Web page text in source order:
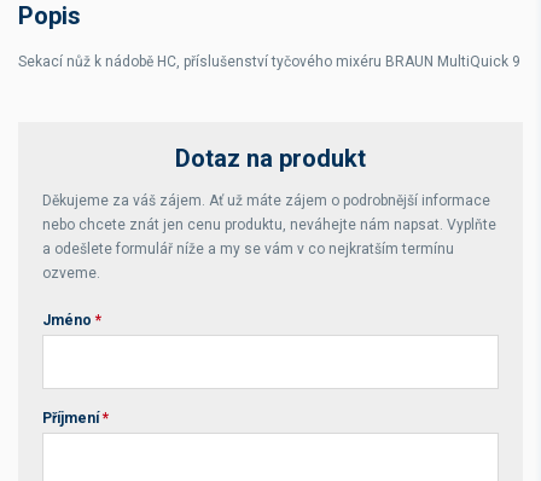
Popis
Sekací nůž k nádobě HC, příslušenství tyčového mixéru BRAUN MultiQuick 9
Dotaz na produkt
Děkujeme za váš zájem. Ať už máte zájem o podrobnější informace
nebo chcete znát jen cenu produktu, neváhejte nám napsat. Vyplňte
a odešlete formulář níže a my se vám v co nejkratším termínu
ozveme.
Jméno *
Příjmení *